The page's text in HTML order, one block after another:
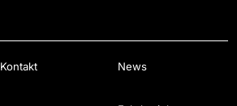
Kontakt News